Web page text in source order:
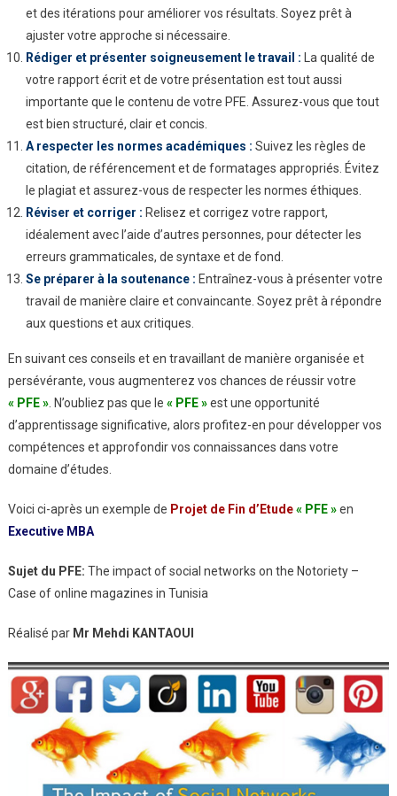
et des itérations pour améliorer vos résultats. Soyez prêt à
ajuster votre approche si nécessaire.
Rédiger et présenter soigneusement le travail :
La qualité de
votre rapport écrit et de votre présentation est tout aussi
importante que le contenu de votre PFE. Assurez-vous que tout
est bien structuré, clair et concis.
A respecter les normes académiques : Suivez les règles de
citation, de référencement et de formatages appropriés. Évitez
le plagiat et assurez-vous de respecter les normes éthiques.
Réviser et corriger : Relisez et corrigez votre rapport,
idéalement avec l’aide d’autres personnes, pour détecter les
erreurs grammaticales, de syntaxe et de fond.
Se préparer à la soutenance : Entraînez-vous à présenter votre
travail de manière claire et convaincante. Soyez prêt à répondre
aux questions et aux critiques.
En suivant ces conseils et en travaillant de manière organisée et
persévérante, vous augmenterez vos chances de réussir votre
« PFE ». N’oubliez pas que le « PFE »est une opportunité
d’apprentissage significative, alors profitez-en pour développer vos
compétences et approfondir vos connaissances dans votre
domaine d’études.
Voici ci-après un exemple de Projet de Fin d’Etude« PFE »en
Executive MBA
Sujet du PFE: The impact of social networks on the Notoriety –
Case of online magazines in Tunisia
Réalisé par Mr Mehdi KANTAOUI